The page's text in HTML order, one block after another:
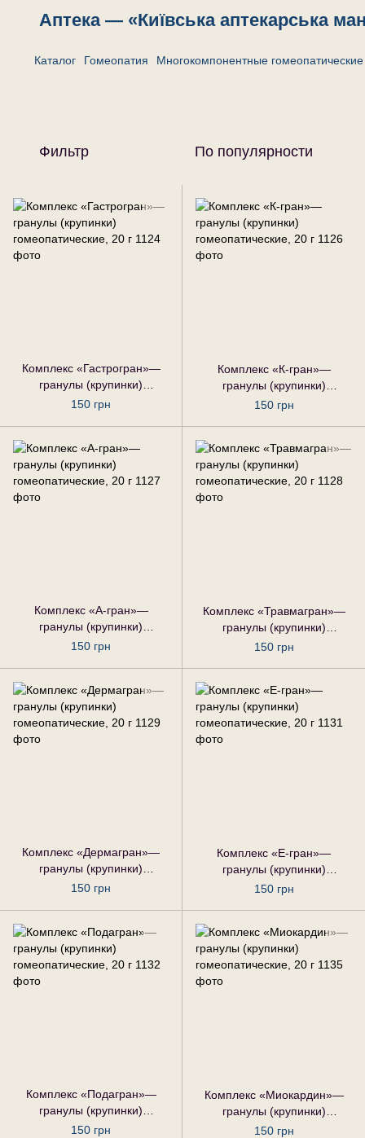
Аптека — «Київська аптекарська
Каталог Гомеопатия Многокомпонентные
Фильтр По популярности
Комплекс «Гастрогран»—
гранулы (крупинки)
гомеопатические, 20 г
150 грн
Комплекс «К-гран»—
гранулы (крупинки)
гомеопатические, 20 г
150 грн
Комплекс «А-гран»—
гранулы (крупинки)
гомеопатические, 20 г
150 грн
Комплекс «Травмагран»—
гранулы (крупинки)
гомеопатические, 20 г
150 грн
Комплекс «Дермагран»—
гранулы (крупинки)
гомеопатические, 20 г
150 грн
Комплекс «Е-гран»—
гранулы (крупинки)
гомеопатические, 20 г
150 грн
Комплекс «Подагран»—
гранулы (крупинки)
гомеопатические, 20 г
150 грн
Комплекс «Миокардин»—
гранулы (крупинки)
гомеопатические, 20 г
150 грн